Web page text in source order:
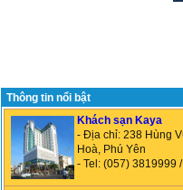
Thông tin nổi bật
Khách sạn Kaya
- Địa chỉ: 238 Hùng
Hoà, Phú Yên
- Tel: (057) 3819999